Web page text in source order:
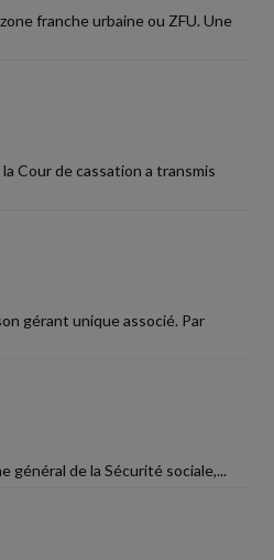
franche urbaine ou ZFU. Une
Cour de cassation a transmis
gérant unique associé. Par
de la Sécurité sociale,...